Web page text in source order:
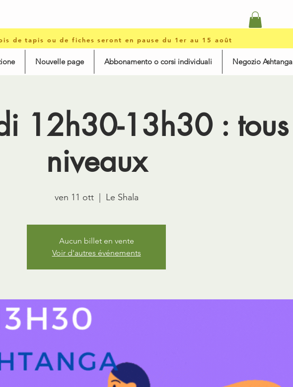
de tapis ou de fiches seront en pause du 1er au 15 août
Nouvelle page Abbonamento o corsi individuali Negozio Ashtanga
12h30-13h30 : tous
niveaux
ven 11 ott
  |
Le Shala
Aucun billet en vente
Voir d'autres événements